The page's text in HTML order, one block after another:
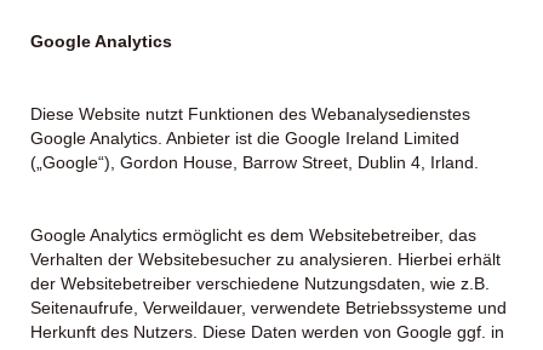
Google Analytics
Diese Website nutzt Funktionen des Webanalysedienstes
Google Analytics. Anbieter ist die Google Ireland Limited
(„Google“), Gordon House, Barrow Street, Dublin 4, Irland.
Google Analytics ermöglicht es dem Websitebetreiber, das
Verhalten der Websitebesucher zu analysieren. Hierbei erhält
der Websitebetreiber verschiedene Nutzungsdaten, wie z.B.
Seitenaufrufe, Verweildauer, verwendete Betriebssysteme und
Herkunft des Nutzers. Diese Daten werden von Google ggf. in